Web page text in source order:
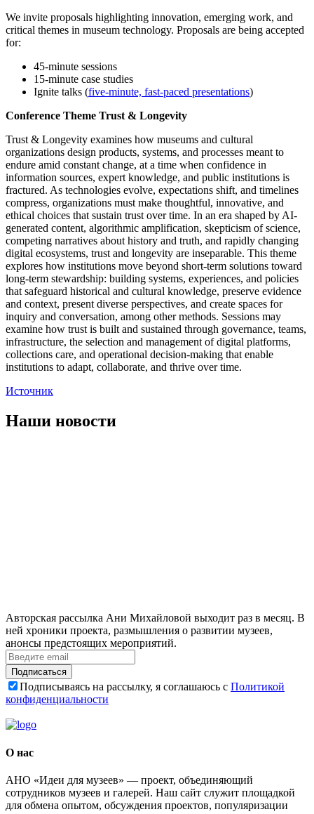
We invite proposals highlighting innovation, emerging work, and
critical themes in museum technology. Proposals are being accepted
for:
45-minute sessions
15-minute case studies
Ignite talks (five-minute, fast-paced presentations)
Conference Theme Trust & Longevity
Trust & Longevity examines how museums and cultural
organizations design products, systems, and processes meant to
endure amid constant change, at a time when confidence in
information sources, expert knowledge, and public institutions is
fractured. As technologies evolve, expectations shift, and timelines
compress, organizations must make thoughtful, innovative, and
ethical choices that sustain trust over time. In an era shaped by AI-
generated content, algorithmic amplification, skepticism of science,
competing narratives about history and truth, and rapidly changing
digital ecosystems, trust and longevity are inseparable. This theme
explores how institutions move beyond short-term solutions toward
long-term stewardship: building systems, experiences, and policies
that safeguard historical and cultural knowledge, preserve evidence
and context, present diverse perspectives, and create spaces for
inquiry and conversation, among other methods. Sessions may
examine how trust is built and sustained through governance, teams,
infrastructure, the selection and management of digital platforms,
collections care, and operational decision-making that enable
institutions to adapt, collaborate, and thrive over time.
Источник
Наши новости
Авторская рассылка Ани Михайловой выходит раз в месяц. В
ней хроники проекта, размышления о развитии музеев,
анонсы предстоящих мероприятий.
Подписаться
Подписываясь на рассылку, я соглашаюсь с Политикой
конфиденциальности
О нас
АНО «Идеи для музеев» — проект, объединяющий
сотрудников музеев и галерей. Наш сайт служит площадкой
для обмена опытом, обсуждения проектов, популяризации